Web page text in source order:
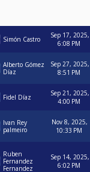
Simón Castro
Sep 17, 2025,
6:08 PM
Alberto Gómez
Díaz
Sep 27, 2025,
8:51 PM
Fidel Díaz
Sep 21, 2025,
4:00 PM
Ivan Rey
palmeiro
Nov 8, 2025,
10:33 PM
Ruben
Fernandez
Fernandez
Sep 14, 2025,
6:02 PM